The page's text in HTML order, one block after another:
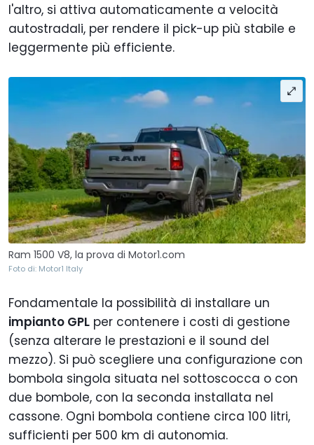
l'altro, si attiva automaticamente a velocità
autostradali, per rendere il pick-up più stabile e
leggermente più efficiente.
Ram 1500 V8, la prova di Motor1.com
Foto di: Motor1 Italy
Fondamentale la possibilità di installare un
impianto GPL per contenere i costi di gestione
(senza alterare le prestazioni e il sound del
mezzo). Si può scegliere una configurazione con
bombola singola situata nel sottoscocca o con
due bombole, con la seconda installata nel
cassone. Ogni bombola contiene circa 100 litri,
sufficienti per 500 km di autonomia.